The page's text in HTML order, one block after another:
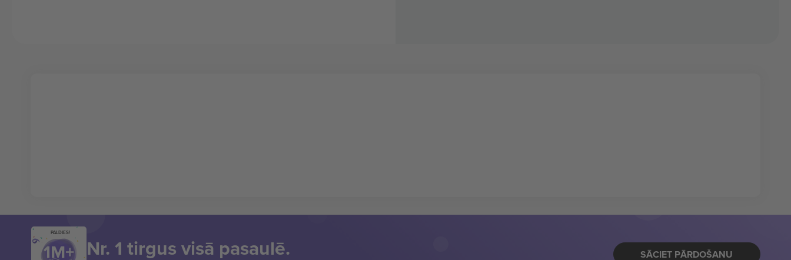
PALDIES!
Nr. 1 tirgus visā pasaulē. SĀCIET PĀRDOŠANU